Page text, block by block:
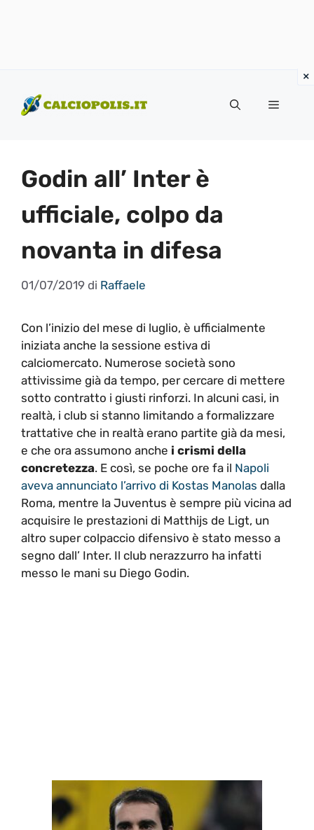
contenuto
Menu
Godin all’ Inter è
ufficiale, colpo da
novanta in difesa
01/07/2019 di Raffaele
Con l’inizio del mese di luglio, è ufficialmente
iniziata anche la sessione estiva di
calciomercato. Numerose società sono
attivissime già da tempo, per cercare di mettere
sotto contratto i giusti rinforzi. In alcuni casi, in
realtà, i club si stanno limitando a formalizzare
trattative che in realtà erano partite già da mesi,
e che ora assumono anche i crismi della
concretezza. E così, se poche ore fa il Napoli
aveva annunciato l’arrivo di Kostas Manolas dalla
Roma, mentre la Juventus è sempre più vicina ad
acquisire le prestazioni di Matthijs de Ligt, un
altro super colpaccio difensivo è stato messo a
segno dall’ Inter. Il club nerazzurro ha infatti
messo le mani su Diego Godin.